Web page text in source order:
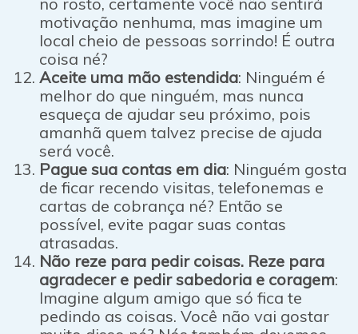
motivação nenhuma, mas imagine um
local cheio de pessoas sorrindo! É outra
coisa né?
Aceite uma mão estendida: Ninguém é
melhor do que ninguém, mas nunca
esqueça de ajudar seu próximo, pois
amanhã quem talvez precise de ajuda
será você.
Pague sua contas em dia: Ninguém gosta
de ficar recendo visitas, telefonemas e
cartas de cobrança né? Então se
possível, evite pagar suas contas
atrasadas.
Não reze para pedir coisas. Reze para
agradecer e pedir sabedoria e coragem:
Imagine algum amigo que só fica te
pedindo as coisas. Você não vai gostar